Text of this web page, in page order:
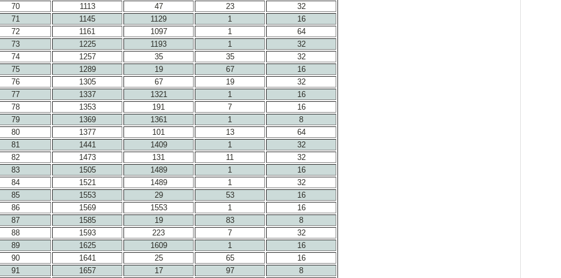
70
1113 47 23
32
71
1145 1129 1
16
72
1161 1097 1
64
73
1225 1193 1
32
74
1257 35 35
32
75
1289 19 67
16
76
1305 67 19
32
77
1337 1321 1
16
78
1353 191 7
16
79
1369 1361 1
8
80
1377 101 13
64
81
1441 1409 1
32
82
1473 131 11
32
83
1505 1489 1
16
84
1521 1489 1
32
85
1553 29 53
16
86
1569 1553 1
16
87
1585 19 83
8
88
1593 223 7
32
89
1625 1609 1
16
90
1641 25 65
16
91
1657 17 97
8